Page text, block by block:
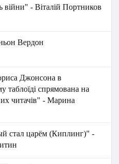
війни" - Віталій Портников
Вердон
Джонсона в
таблоїді спрямована на
читачів" - Марина
стал царём (Киплинг)" -